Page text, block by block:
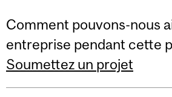
Comment pouvons-nous
entreprise pendant cette
Soumettez un projet